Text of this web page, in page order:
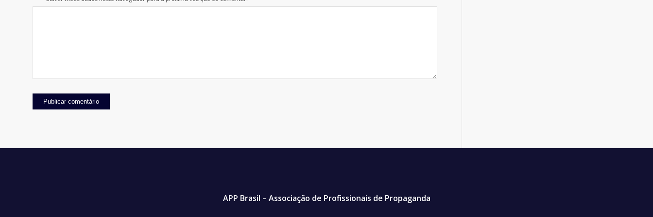
APP Brasil – Associação de Profissionais de Propaganda